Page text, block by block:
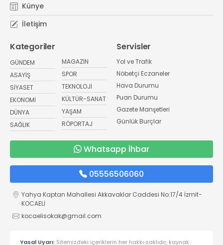
Künye
İletişim
Kategoriler
GÜNDEM
ASAYİŞ
SİYASET
EKONOMİ
DÜNYA
SAĞLIK
MAGAZİN
SPOR
TEKNOLOJİ
KÜLTÜR-SANAT
YAŞAM
RÖPORTAJ
Servisler
Yol ve Trafik
Nöbetçi Eczaneler
Hava Durumu
Puan Durumu
Gazete Manşetleri
Günlük Burçlar
Whatsapp İhbar
05556506060
Yahya Kaptan Mahallesi Akkavaklar Caddesi No:17/4 İzmit-
KOCAELİ
kocaelisokak@gmail.com
Yasal Uyarı: Sitemizdeki içeriklerin her hakkı saklıdır, kaynak